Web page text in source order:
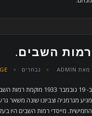
רמות השבים.
מאת ADMIN נבחרים
ב- 19 נובמבר 1933
מגיע מגרמניה וצביונו שונה משאר
החמישית. מייסדי רמות השבים היו